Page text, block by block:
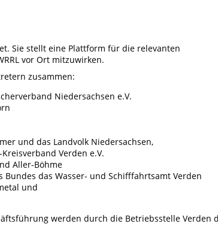
Sie stellt eine Plattform für die relevanten
vor Ort mitzuwirken.
zusammen:
Niedersachsen e.V.
und das Landvolk Niedersachsen,
Verden e.V.
Aller-Böhme
das Wasser- und Schifffahrtsamt Verden
und
werden durch die Betriebsstelle Verden